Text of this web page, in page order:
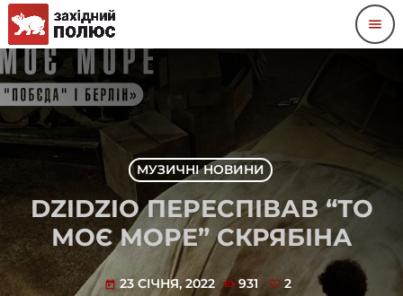
menu
МУЗИЧНІ НОВИНИ
DZIDZIO ПЕРЕСПІВАВ “ТО
МОЄ МОРЕ” СКРЯБІНА
today 23 СІЧНЯ, 2022 931 2